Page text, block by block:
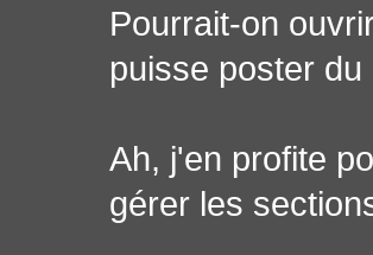
Pourrait-on
puisse poster
Ah, j'en profite
gérer les